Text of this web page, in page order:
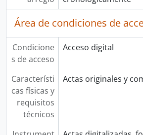
Área de condiciones de
Condicione
s de acceso
Acceso digital
Característi
cas físicas y
requisitos
técnicos
Actas originales y